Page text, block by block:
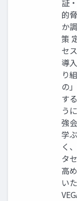
的
か
策
セ
導
り
の
す
う
強
学
く
タ
高
い